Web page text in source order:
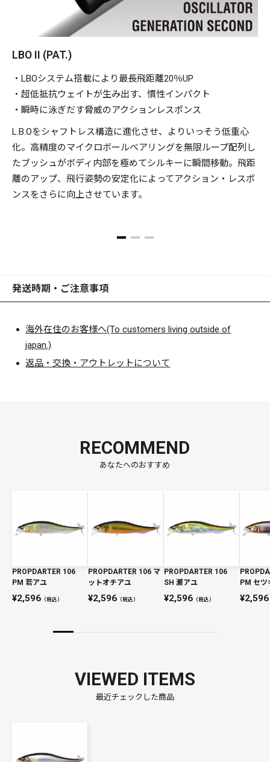
LBO II (PAT.)
・LBOシステム搭載により最長飛距離20％UP
・超低抵抗ウェイトが生み出す、慣性インパクト
・瞬時に泳ぎだす脅威のアクションレスポンス
L.B.Oをシャフトレス構造に進化させ、よりいっそう低重心
化。高精度のマイクロボールベアリングを無限ループ配列し
たブッシュがボディ内部を極めてシルキーに瞬間移動。飛距
離のアップ、飛行姿勢の安定化によってアクション・レスポ
ンスをさらに向上させています。
発送時期・ご注意事項
海外在住のお客様へ(To customers living outside of
japan.)
返品・交換・アウトレットについて
RECOMMEND
あなたへのおすすめ
PROPDARTER 106
PM 若アユ
2,596 （税込）
PROPDARTER 106 マ
ットオチアユ
2,596（税込）
PROPDARTER 106
SH 瀬アユ
2,596（税込）
PM セツ
2,596
VIEWED ITEMS
最近チェックした商品